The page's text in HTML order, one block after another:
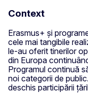
Context
Erasmus+ și
cele mai tangibile
le-au oferit tinerilor
din Europa
Programul continuă
noi categorii de
deschis participării